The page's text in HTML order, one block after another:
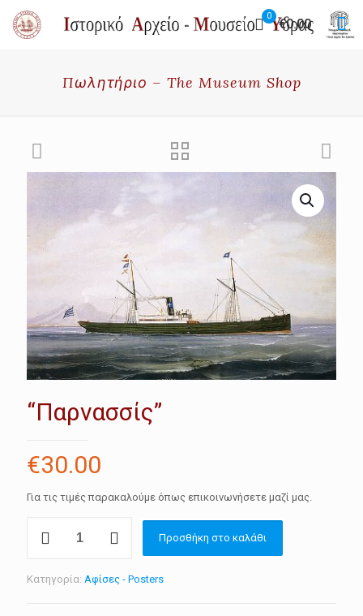
0
€0.00
Πωλητήριο – The Museum Shop
“Παρνασσίς”
€30.00
Για τις τιμές παρακαλούμε όπως επικοινωνήσετε μαζί μας.
Προσθήκη στο καλάθι
Κατηγορία: Αφίσες - Posters